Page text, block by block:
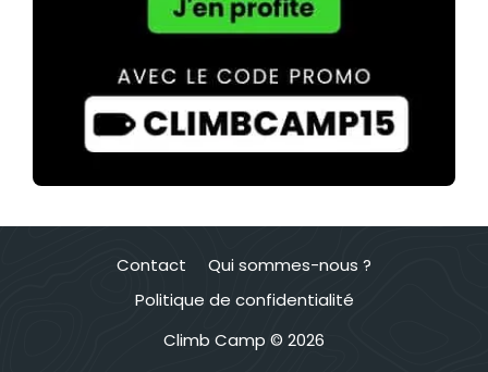
Contact
Qui sommes-nous ?
Politique de confidentialité
Climb Camp © 2026